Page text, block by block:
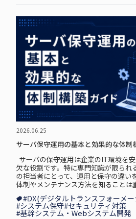
2026.06.25
サーバ保守運用の基本と効果的な体制
サーバの保守運用は企業のIT環境を
欠な役割です。特に専門知識が限られ
の担当者にとって、運用と保守の違い
体制やメンテナンス方法を知ること
#DX(デジタルトランスフォーメ
#システム保守#セキュリティ対策
#基幹システム・Webシステム開発